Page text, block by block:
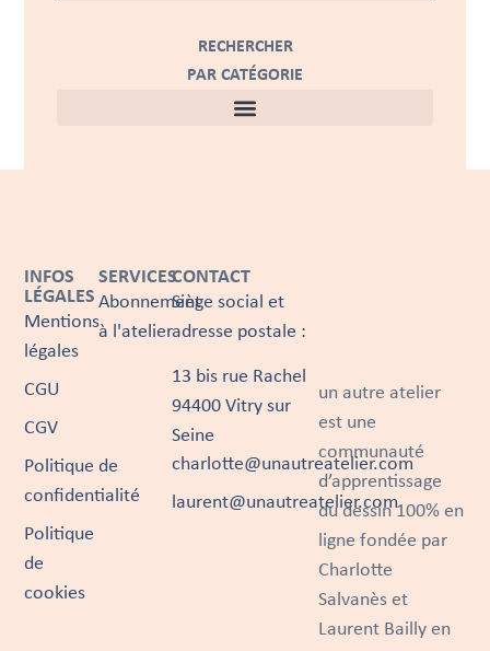
RECHERCHER
PAR CATÉGORIE
un autre atelier
est une
communauté
d’apprentissage
du dessin 100% en
ligne fondée par
Charlotte
Salvanès et
Laurent Bailly en
SERVICES
Abonnement
à l'atelier
INFOS
LÉGALES
Mentions
légales
CGU
CGV
Politique de
confidentialité
Politique
de
cookies
CONTACT
Siège social et
adresse postale :
13 bis rue Rachel
94400 Vitry sur
Seine
charlotte@unautreatelier.com
laurent@unautreatelier.com